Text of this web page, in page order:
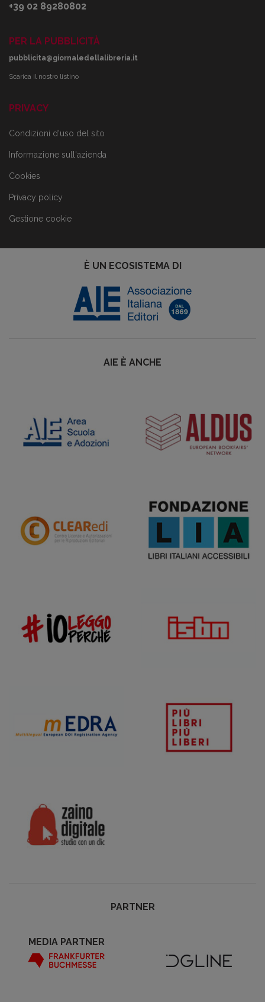
+39 02 89280802
PER LA PUBBLICITÀ
pubblicita@giornaledellalibreria.it
Scarica il nostro listino
PRIVACY
Condizioni d'uso del sito
Informazione sull'azienda
Cookies
Privacy policy
Gestione cookie
È UN ECOSISTEMA DI
AIE È ANCHE
PARTNER
MEDIA PARTNER